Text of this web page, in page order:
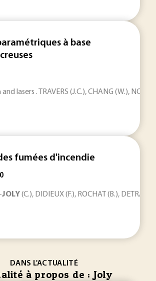
à base
lasers . TRAVERS (J.C.), CHANG (W.), NOLD
fumées d'incendie
JOLY(C.), DIDIEUX (F.), ROCHAT (B.), DETRAZ
DANS L'ACTUALITÉ
à propos de : Joly